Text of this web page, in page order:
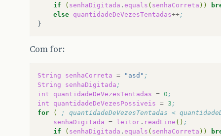
if
( senhaDigitada . equals ( senhaCorreta ))
else quantidadeDeVezesTentadas++;
Com for:
String senhaCorreta = "asd" ;
String
senhaDigitada ;
int
quantidadeDeVezesTentadas = 0 ;
int
quantidadeDeVezesPossiveis = 3 ;
for
(
; quantidadeDeVezesTentadas <
senhaDigitada = leitor . readLine () ;
if
( senhaDigitada . equals ( senhaCorreta ))